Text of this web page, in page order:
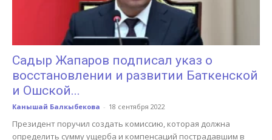
Садыр Жапаров подписал указ о
восстановлении и развитии Баткенской
и Ошской...
Канышай Балкыбекова - 18 сентября 2022
Президент поручил создать комиссию, которая должна
определить сумму ущерба и компенсаций пострадавшим в